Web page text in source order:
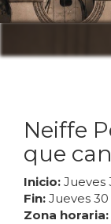
Neiffe
que
Inicio: Jueves
Fin: Jueves 30
Zona horaria: